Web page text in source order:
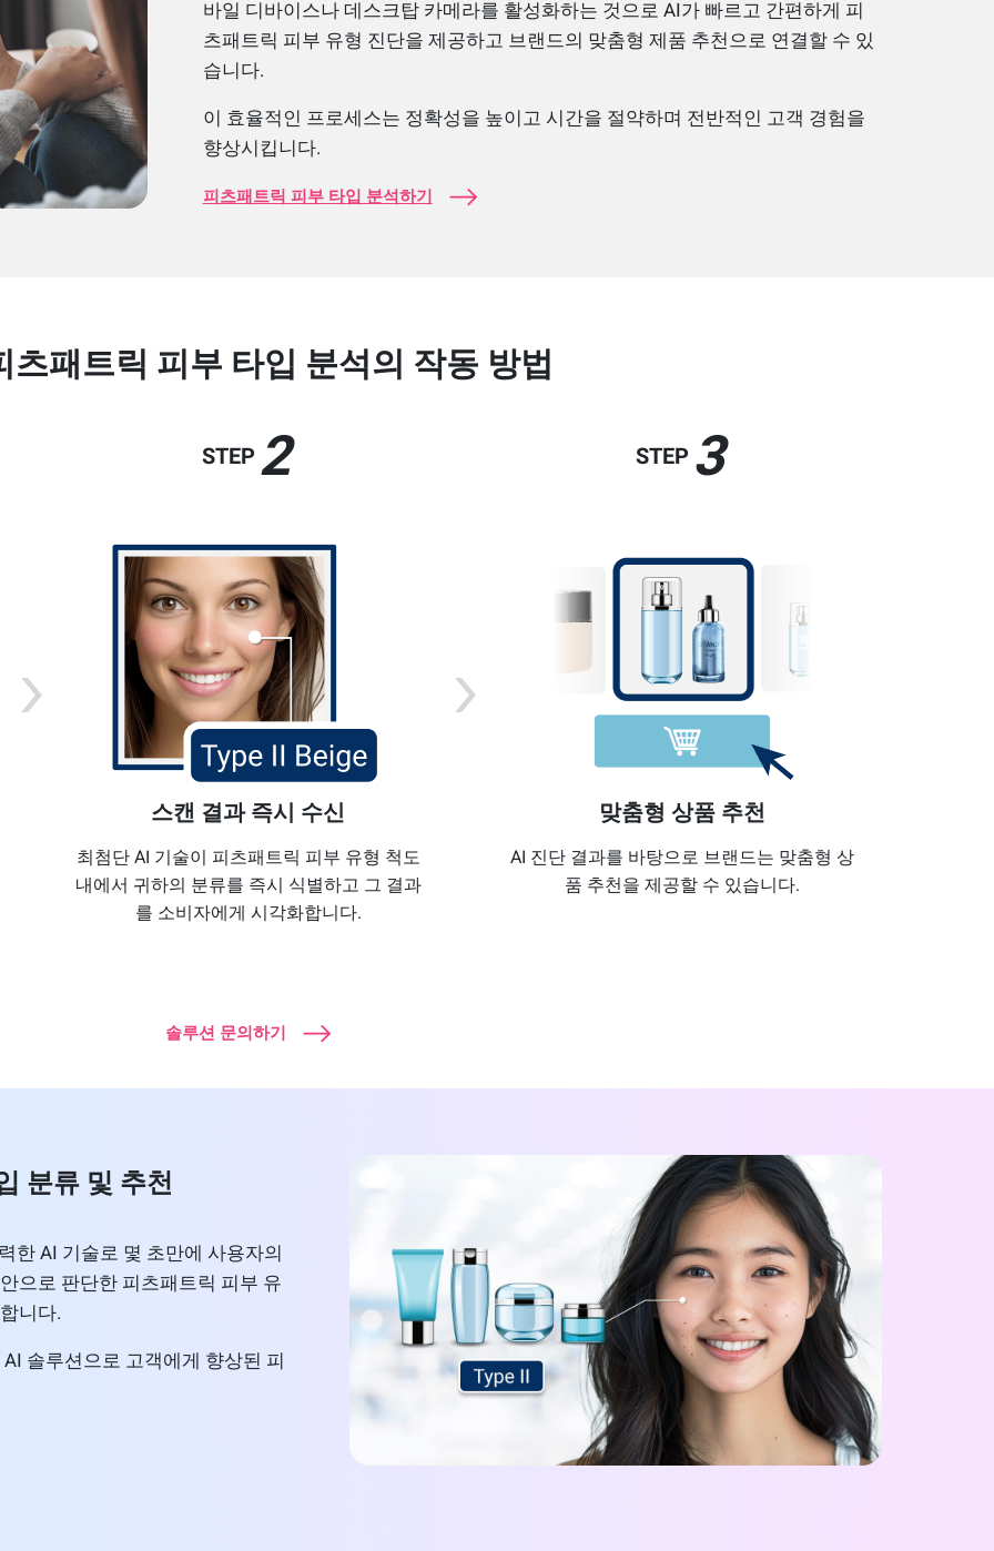
바일 디바이스나 데스크탑 카메라를 활성화하는 것으로 AI가 빠르고 간편하게 피
츠패트릭 피부 유형 진단을 제공하고 브랜드의 맞춤형 제품 추천으로 연결할 수 있
습니다.
이 효율적인 프로세스는 정확성을 높이고 시간을 절약하며 전반적인 고객 경험을
향상시킵니다.
피츠패트릭 피부 타입 분석하기
츠패트릭 피부 타입 분석의 작동 방법
STEP 2
스캔 결과 즉시 수신
최첨단 AI 기술이 피츠패트릭 피부 유형 척도
내에서 귀하의 분류를 즉시 식별하고 그 결과
를 소비자에게 시각화합니다.
STEP 3
맞춤형 상품 추천
AI 진단 결과를 바탕으로 브랜드는 맞춤형 상
품 추천을 제공할 수 있습니다.
솔루션 문의하기
분류 및 추천
한 AI 기술로 몇 초만에 사용자의
으로 판단한 피츠패트릭 피부 유
니다.
솔루션으로 고객에게 향상된 피